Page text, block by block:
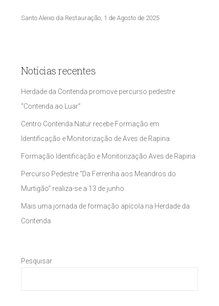
Santo Aleixo da Restauração, 1 de Agosto de 2025
Notícias recentes
Herdade da Contenda promove percurso pedestre
“Contenda ao Luar”
Centro Contenda Natur recebe Formação em
Identificação e Monitorização de Aves de Rapina.
Formação Identificação e Monitorização Aves de Rapina
Percurso Pedestre “Da Ferrenha aos Meandros do
Murtigão” realiza-se a 13 de junho
Mais uma jornada de formação apícola na Herdade da
Contenda
Pesquisar